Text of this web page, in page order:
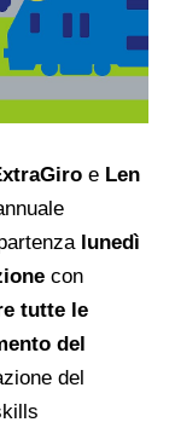
e Len
lunedì
con
tutte le
del
del